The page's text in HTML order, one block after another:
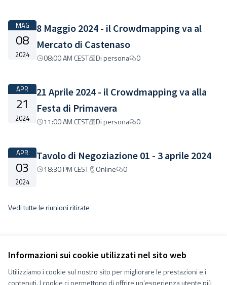
Informazioni sui cookie utilizzati nel sito web
Utilizziamo i cookie sul nostro sito per migliorare le prestazioni e i
contenuti. I cookie ci permettono di offrire un'esperienza utente più
MAG
08
2024
8 Maggio 2024 - il Crowdmapping va al
Mercato di Castenaso
08:00 AM CEST Di persona 0
APR
21
2024
21 Aprile 2024 - il Crowdmapping va alla
Festa di Primavera
11:00 AM CEST Di persona 0
APR
03
2024
Tavolo di Negoziazione 01 - 3 aprile 2024
18:30 PM CEST Online 0
Vedi tutte le riunioni ritirate
Termini e condizioni d''uso